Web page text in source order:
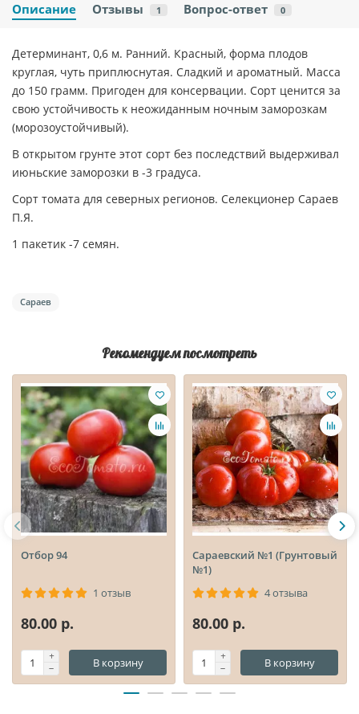
Описание Отзывы 1 Вопрос-ответ 0
Детерминант, 0,6 м. Ранний. Красный, форма плодов
круглая, чуть приплюснутая. Сладкий и ароматный. Масса
до 150 грамм. Пригоден для консервации. Сорт ценится за
свою устойчивость к неожиданным ночным заморозкам
(морозоустойчивый).
В открытом грунте этот сорт без последствий выдерживал
июньские заморозки в -3 градуса.
Сорт томата для северных регионов. Селекционер Сараев
П.Я.
1 пакетик -7 семян.
Сараев
Рекомендуем посмотреть
Отбор 94
1 отзыв
80.00 р.
В корзину
Сараевский №1 (Грунтовый
№1)
4 отзыва
80.00 р.
В корзину